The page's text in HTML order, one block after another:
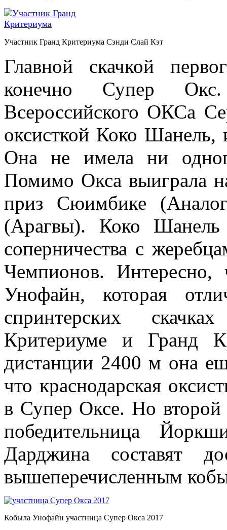
Участник Гранд Критериума Сэнди Слай Кэт
Главной скачкой
конечно Супер
Всероссийского ОКСа
оксисткой Коко Шанель,
Она не имела ни
Помимо Окса выиграла
приз Сюимбике
(Арагвы). Коко
соперничества с
Чемпионов.
Унофайн, которая
спринтерских
Критериуме и Гранд
дистанции 2400 м она
что краснодарская
в Супер Оксе. Но второй
победительница
Дарджина составят
вышеперечисленным
Кобыла Унофайн участница Супер Окса 2017